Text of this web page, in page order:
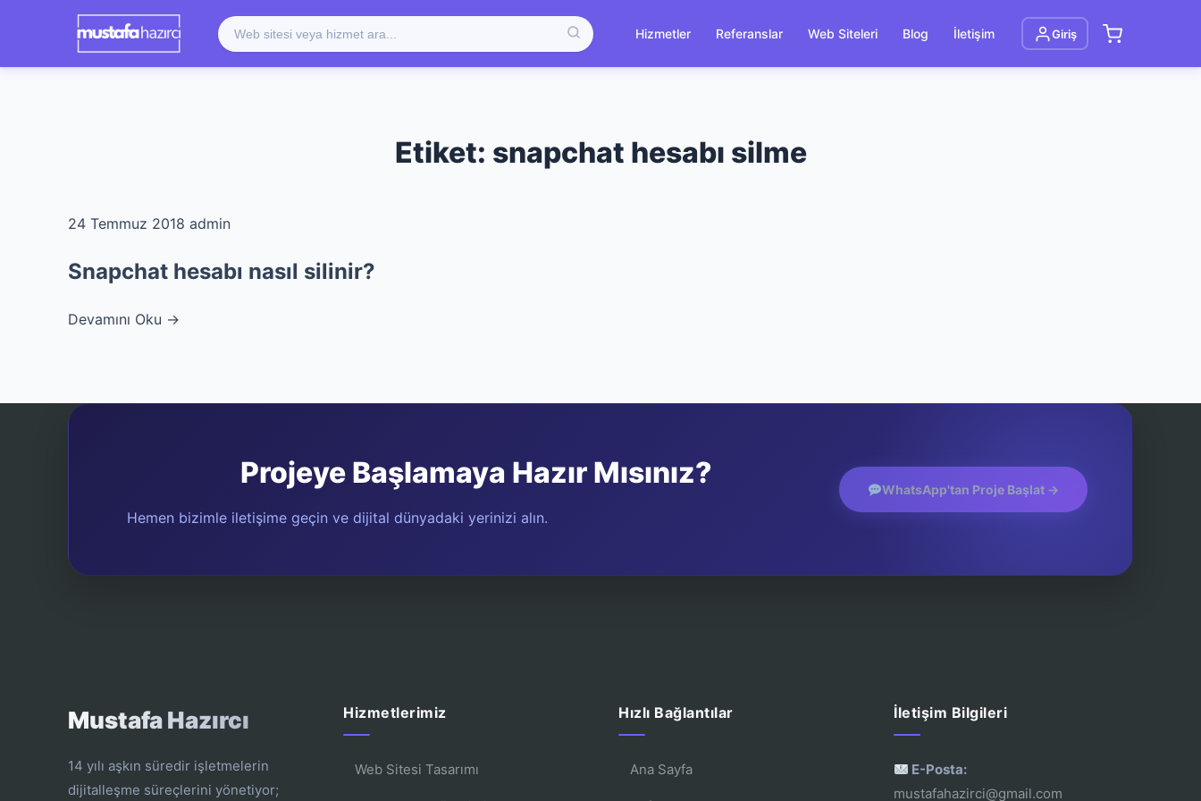
Hizmetler Referanslar Web Siteleri Blog İletişim Giriş
Etiket: snapchat hesabı silme
24 Temmuz 2018 admin
Snapchat hesabı nasıl silinir?
Devamını Oku →
Projeye Başlamaya Hazır Mısınız?
Hemen bizimle iletişime geçin ve dijital dünyadaki yerinizi alın.
WhatsApp'tan Proje Başlat →
Mustafa Hazırcı
14 yılı aşkın süredir işletmelerin
dijitalleşme süreçlerini yönetiyor;
Hizmetlerimiz
Web Sitesi Tasarımı
Hızlı Bağlantılar
Ana Sayfa
İletişim Bilgileri
E-Posta:
mustafahazirci@gmail.com